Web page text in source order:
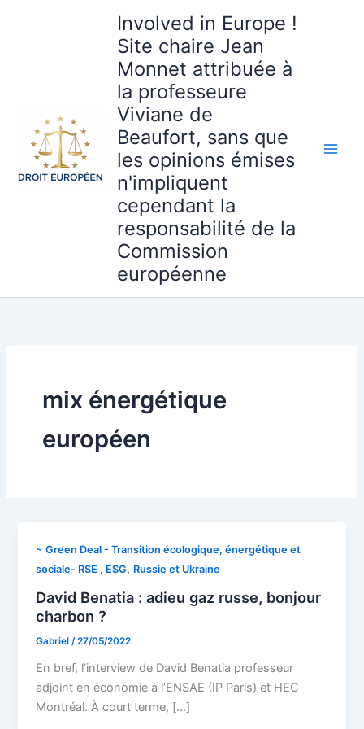
Involved in Europe !
Site chaire Jean
Monnet attribuée à
la professeure
Viviane de
Beaufort, sans que
les opinions émises
n'impliquent
cependant la
responsabilité de la
Commission
européenne
mix énergétique
européen
~ Green Deal - Transition écologique, énergétique et
sociale- RSE , ESG, Russie et Ukraine
David Benatia : adieu gaz russe, bonjour
charbon ?
Gabriel /27/05/2022
En bref, l’interview de David Benatia professeur
adjoint en économie à l’ENSAE (IP Paris) et HEC
Montréal. À court terme, […]